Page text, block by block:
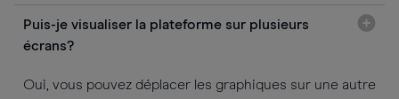
Puis-je visualiser la plateforme sur plusieurs
écrans?
Oui, vous pouvez déplacer les graphiques sur une autre